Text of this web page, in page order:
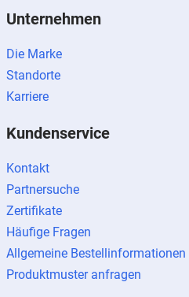
Unternehmen
Die Marke
Standorte
Karriere
Kundenservice
Kontakt
Partnersuche
Zertifikate
Häufige Fragen
Allgemeine Bestellinformationen
Produktmuster anfragen